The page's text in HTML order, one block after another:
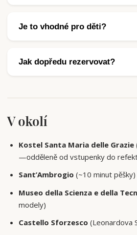
Přečtěte si podmínky u konkrétního
Je to vhodné pro děti?
rezervovaný slot. Návštěva je
Jak dopředu rezervovat?
V okolí
Kostel Santa Maria delle Grazie
—odděleně od vstupenky do
Sant’Ambrogio (~10 minut pěšky)
Museo della Scienza e della
modely)
Castello Sforzesco (Leonardova